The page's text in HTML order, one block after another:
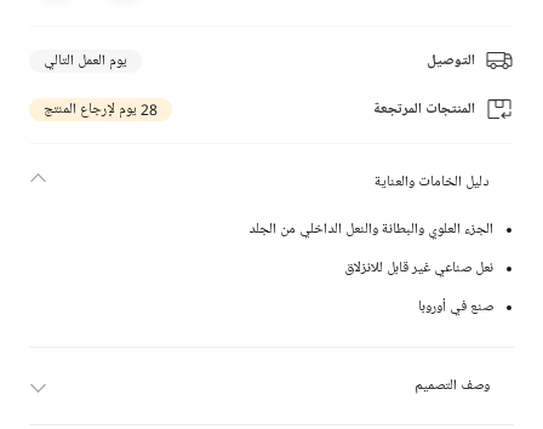
التوصيل يوم العمل التالي
المنتجات المرتجعة 28 يوم لإرجاع المنتج
دليل الخامات والعناية
الجزء العلوي والبطانة والنعل الداخلي من الجلد
نعل صناعي غير قابل للانزلاق
صنع في أوروبا
وصف التصميم